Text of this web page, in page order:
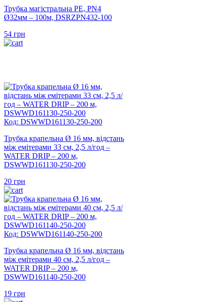
Трубка магістральна PE, PN4
Ø32мм – 100м, DSRZPN432-100
54 грн
Код: DSWWD161130-250-200
Трубка крапельна Ø 16 мм, відстань
між емітерами 33 см, 2,5 л/год –
WATER DRIP – 200 м,
DSWWD161130-250-200
20 грн
Код: DSWWD161140-250-200
Трубка крапельна Ø 16 мм, відстань
між емітерами 40 см, 2,5 л/год –
WATER DRIP – 200 м,
DSWWD161140-250-200
19 грн